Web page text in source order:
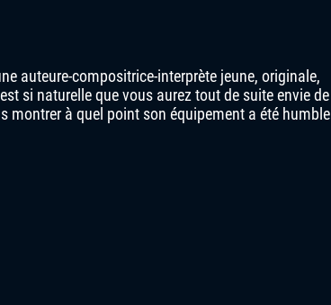
auteure-compositrice-interprète jeune, originale,
si naturelle que vous aurez tout de suite envie de
montrer à quel point son équipement a été humble